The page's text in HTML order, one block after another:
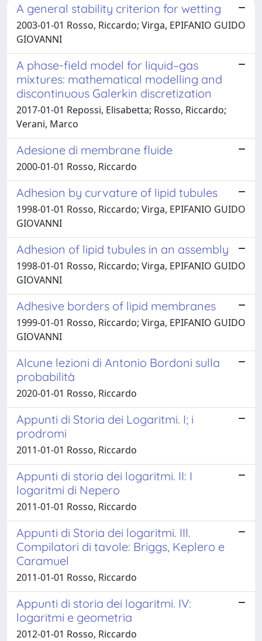
A general stability criterion for wetting
2003-01-01 Rosso, Riccardo; Virga, EPIFANIO GUIDO
GIOVANNI
A phase-field model for liquid–gas
mixtures: mathematical modelling and
discontinuous Galerkin discretization
2017-01-01 Repossi, Elisabetta; Rosso, Riccardo;
Verani, Marco
Adesione di membrane fluide
2000-01-01 Rosso, Riccardo
Adhesion by curvature of lipid tubules
1998-01-01 Rosso, Riccardo; Virga, EPIFANIO GUIDO
GIOVANNI
Adhesion of lipid tubules in an assembly
1998-01-01 Rosso, Riccardo; Virga, EPIFANIO GUIDO
GIOVANNI
Adhesive borders of lipid membranes
1999-01-01 Rosso, Riccardo; Virga, EPIFANIO GUIDO
GIOVANNI
Alcune lezioni di Antonio Bordoni sulla
probabilità
2020-01-01 Rosso, Riccardo
Appunti di Storia dei Logaritmi. I; i
prodromi
2011-01-01 Rosso, Riccardo
Appunti di storia dei logaritmi. II: I
logaritmi di Nepero
2011-01-01 Rosso, Riccardo
Appunti di Storia dei logaritmi. III.
Compilatori di tavole: Briggs, Keplero e
Caramuel
2011-01-01 Rosso, Riccardo
Appunti di storia dei logaritmi. IV:
logaritmi e geometria
2012-01-01 Rosso, Riccardo